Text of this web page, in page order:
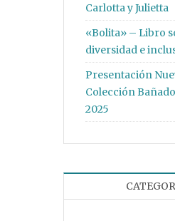
Carlotta y Julietta
«Bolita» – Libro
diversidad e
Presentación
Colección
2025